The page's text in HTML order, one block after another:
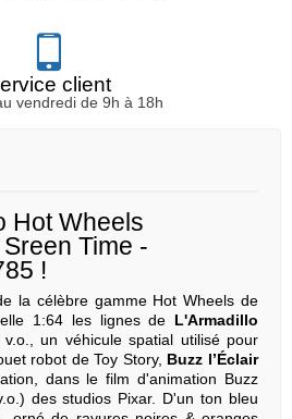
client
vendredi de 9h à 18h
Hot Wheels
Time -
!
la célèbre gamme Hot Wheels de
1:64 les lignes de L'Armadillo
un véhicule spatial utilisé pour
robot de Toy Story, Buzz l’Éclair
dans le film d'animation Buzz
des studios Pixar. D'un ton bleu